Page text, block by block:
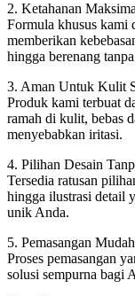
2. Ketahanan
Formula khusus kami
memberikan
hingga berenang
3. Aman Untuk Kulit
Produk kami terbuat
ramah di kulit, bebas
menyebabkan iritasi.
4. Pilihan Desain
Tersedia ratusan
hingga ilustrasi detail
unik Anda.
5. Pemasangan
Proses pemasangan
solusi sempurna bagi